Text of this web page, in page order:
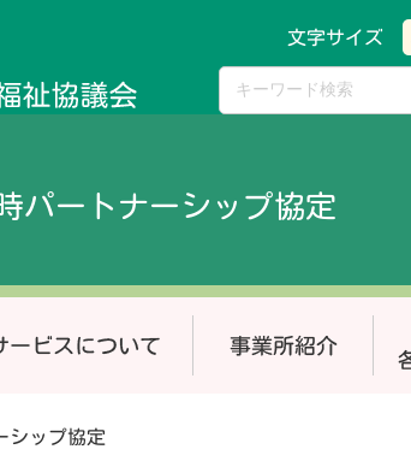
文字サイズ
パートナーシップ協定
シップ協定